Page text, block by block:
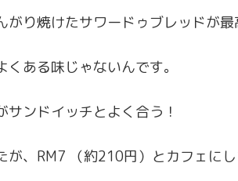
り焼けたサワードゥブレッドが最
ある味じゃないんです。
ンドイッチとよく合う！
、RM7 （約210円）とカフェにし